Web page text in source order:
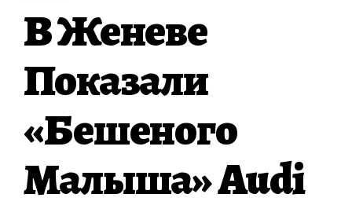
В Женеве
Показали
«бешеного
Малыша» Audi